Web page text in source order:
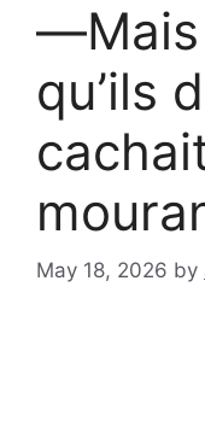
—Mais
qu’ils
May 18, 2026 by